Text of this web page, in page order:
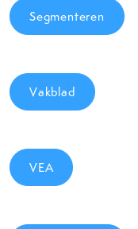
Segmenteren
Vakblad
VEA